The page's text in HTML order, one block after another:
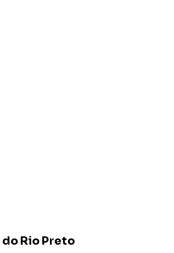
do Rio Preto